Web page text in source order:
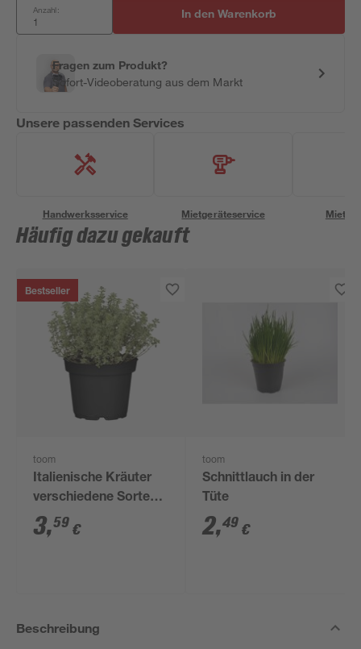
Anzahl: In den Warenkorb
Fragen zum Produkt?
Sofort-Videoberatung aus dem Markt
Unsere passenden Services
Handwerksservice Mietgeräteservice
Häufig dazu gekauft
Bestseller
toom
Italienische Kräuter
verschiedene Sorten
14 cm Topf
3,59 €
toom
Schnittlauch in der
Tüte
2,49 €
Beschreibung